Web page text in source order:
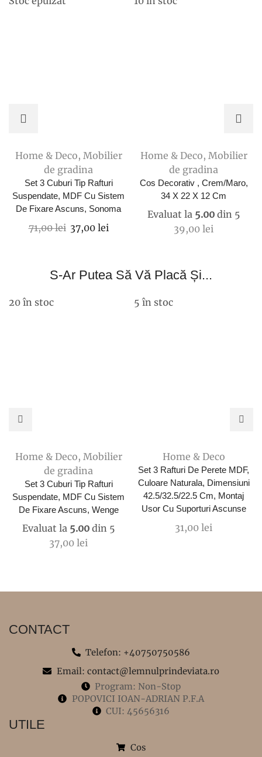
Home & Deco, Mobilier
de gradina
Set 3 Cuburi Tip Rafturi
Suspendate, MDF Cu Sistem
De Fixare Ascuns, Sonoma
71,00lei Prețul
fost:
71,00 lei.
37,00 leiPrețul
37,00 lei.
Home & Deco, Mobilier
de gradina
Cos Decorativ , Crem/maro,
34 X 22 X 12 Cm
Evaluat la 5.00din 5
39,00 lei
S-Ar Putea Să Vă Placă Și...
20 în stoc
Home & Deco, Mobilier
de gradina
Set 3 Cuburi Tip Rafturi
Suspendate, MDF Cu Sistem
De Fixare Ascuns, Wenge
Evaluat la 5.00din 5
37,00 lei
5 în stoc
Home & Deco
Set 3 Rafturi De Perete MDF,
Culoare Naturala, Dimensiuni
42.5/32.5/22.5 Cm, Montaj
Usor Cu Suporturi Ascunse
31,00 lei
CONTACT
Telefon: +40750750586
Email: contact@lemnulprindeviata.ro
Program: Non-Stop
POPOVICI IOAN-ADRIAN P.F.A
CUI: 45656316
UTILE
Cos